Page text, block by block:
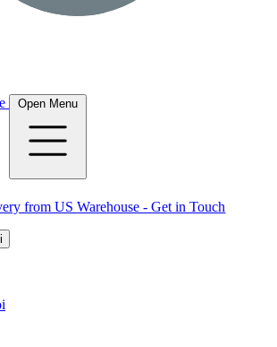
Open Menu
from US Warehouse - Get in Touch